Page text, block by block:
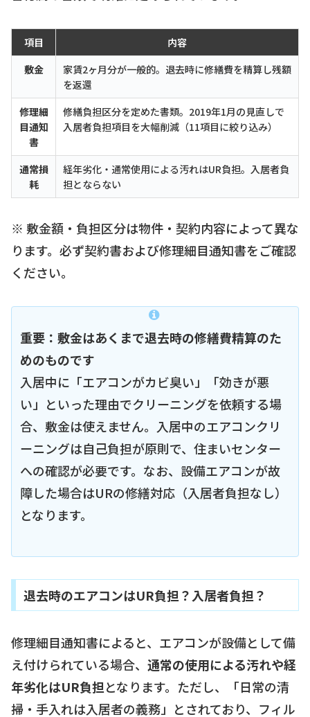
項目
内容
敷金
家賃2ヶ月分が一般的。退去時に修繕費を精算し残額
を返還
修理細
目通知
書
修繕負担区分を定めた書類。2019年1月の見直しで
入居者負担項目を大幅削減（11項目に絞り込み）
通常損
耗
経年劣化・通常使用による汚れはUR負担。入居者負
担とならない
※ 敷金額・負担区分は物件・契約内容によって異な
ります。必ず契約書および修理細目通知書をご確認
ください。
重要：敷金はあくまで退去時の修繕費精算のた
めのものです
入居中に「エアコンがカビ臭い」「効きが悪
い」といった理由でクリーニングを依頼する場
合、敷金は使えません。入居中のエアコンクリ
ーニングは自己負担が原則で、住まいセンター
への確認が必要です。なお、設備エアコンが故
障した場合はURの修繕対応（入居者負担なし）
となります。
退去時のエアコンはUR負担？入居者負担？
修理細目通知書によると、エアコンが設備として備
え付けられている場合、 通常の使用による汚れや経
年劣化はUR負担となります。ただし、「日常の清
掃・手入れは入居者の義務」とされており、フィル